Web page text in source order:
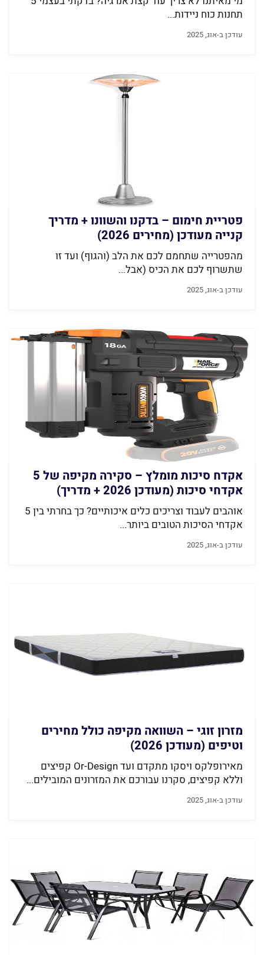
תחנות כוח ניידות...
עודכן ב-אוג, 2025
פטריית חימום – בדקנו והשוונו + מדריך
קנייה מעודכן (מחירים 2026)
מהפטרייה שתחמם לכם את הלב (והגוף) ועד זו
שתשרוף לכם את הכיס (אבל...
עודכן ב-אוג, 2025
אקדח סיכות מומלץ – סקירה מקיפה של 5
אקדחי סיכות (מעודכן 2026 + מדריך)
אוהבים לעבוד וצריכים כלים איכותיים? כך בחרתי בין 5
אקדחי הסיכות הטובים ביותר...
עודכן ב-אוג, 2025
מזרון זוגי – השוואה מקיפה כולל מחירים
וטיפים (מעודכן 2026)
מאירופלקס ויסקו מתקדם ועד Or-Design קפיצים
וללא קפיצים, סקרנו עבורכם את המזרונים המובילים...
עודכן ב-אוג, 2025